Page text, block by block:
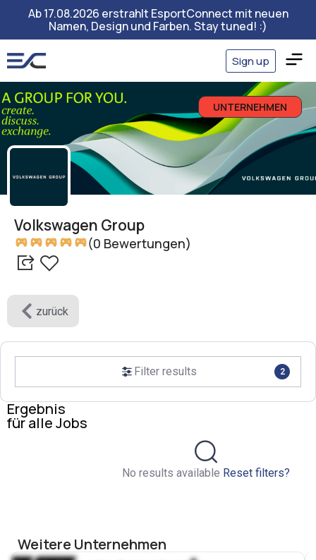
Ab 17.08.2026 erstrahlt EsportConnect mit neuen
Namen, Design und Farben. Stay tuned! :)
Sign up
UNTERNEHMEN
Volkswagen Group
(0 Bewertungen)
zurück
Filter results 2
Ergebnis
für alle Jobs
No results available Reset filters?
Weitere Unternehmen